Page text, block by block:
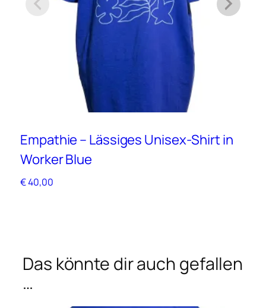
Empathie – Lässiges Unisex-Shirt in
Worker Blue
€40,00
Das könnte dir auch gefallen
…